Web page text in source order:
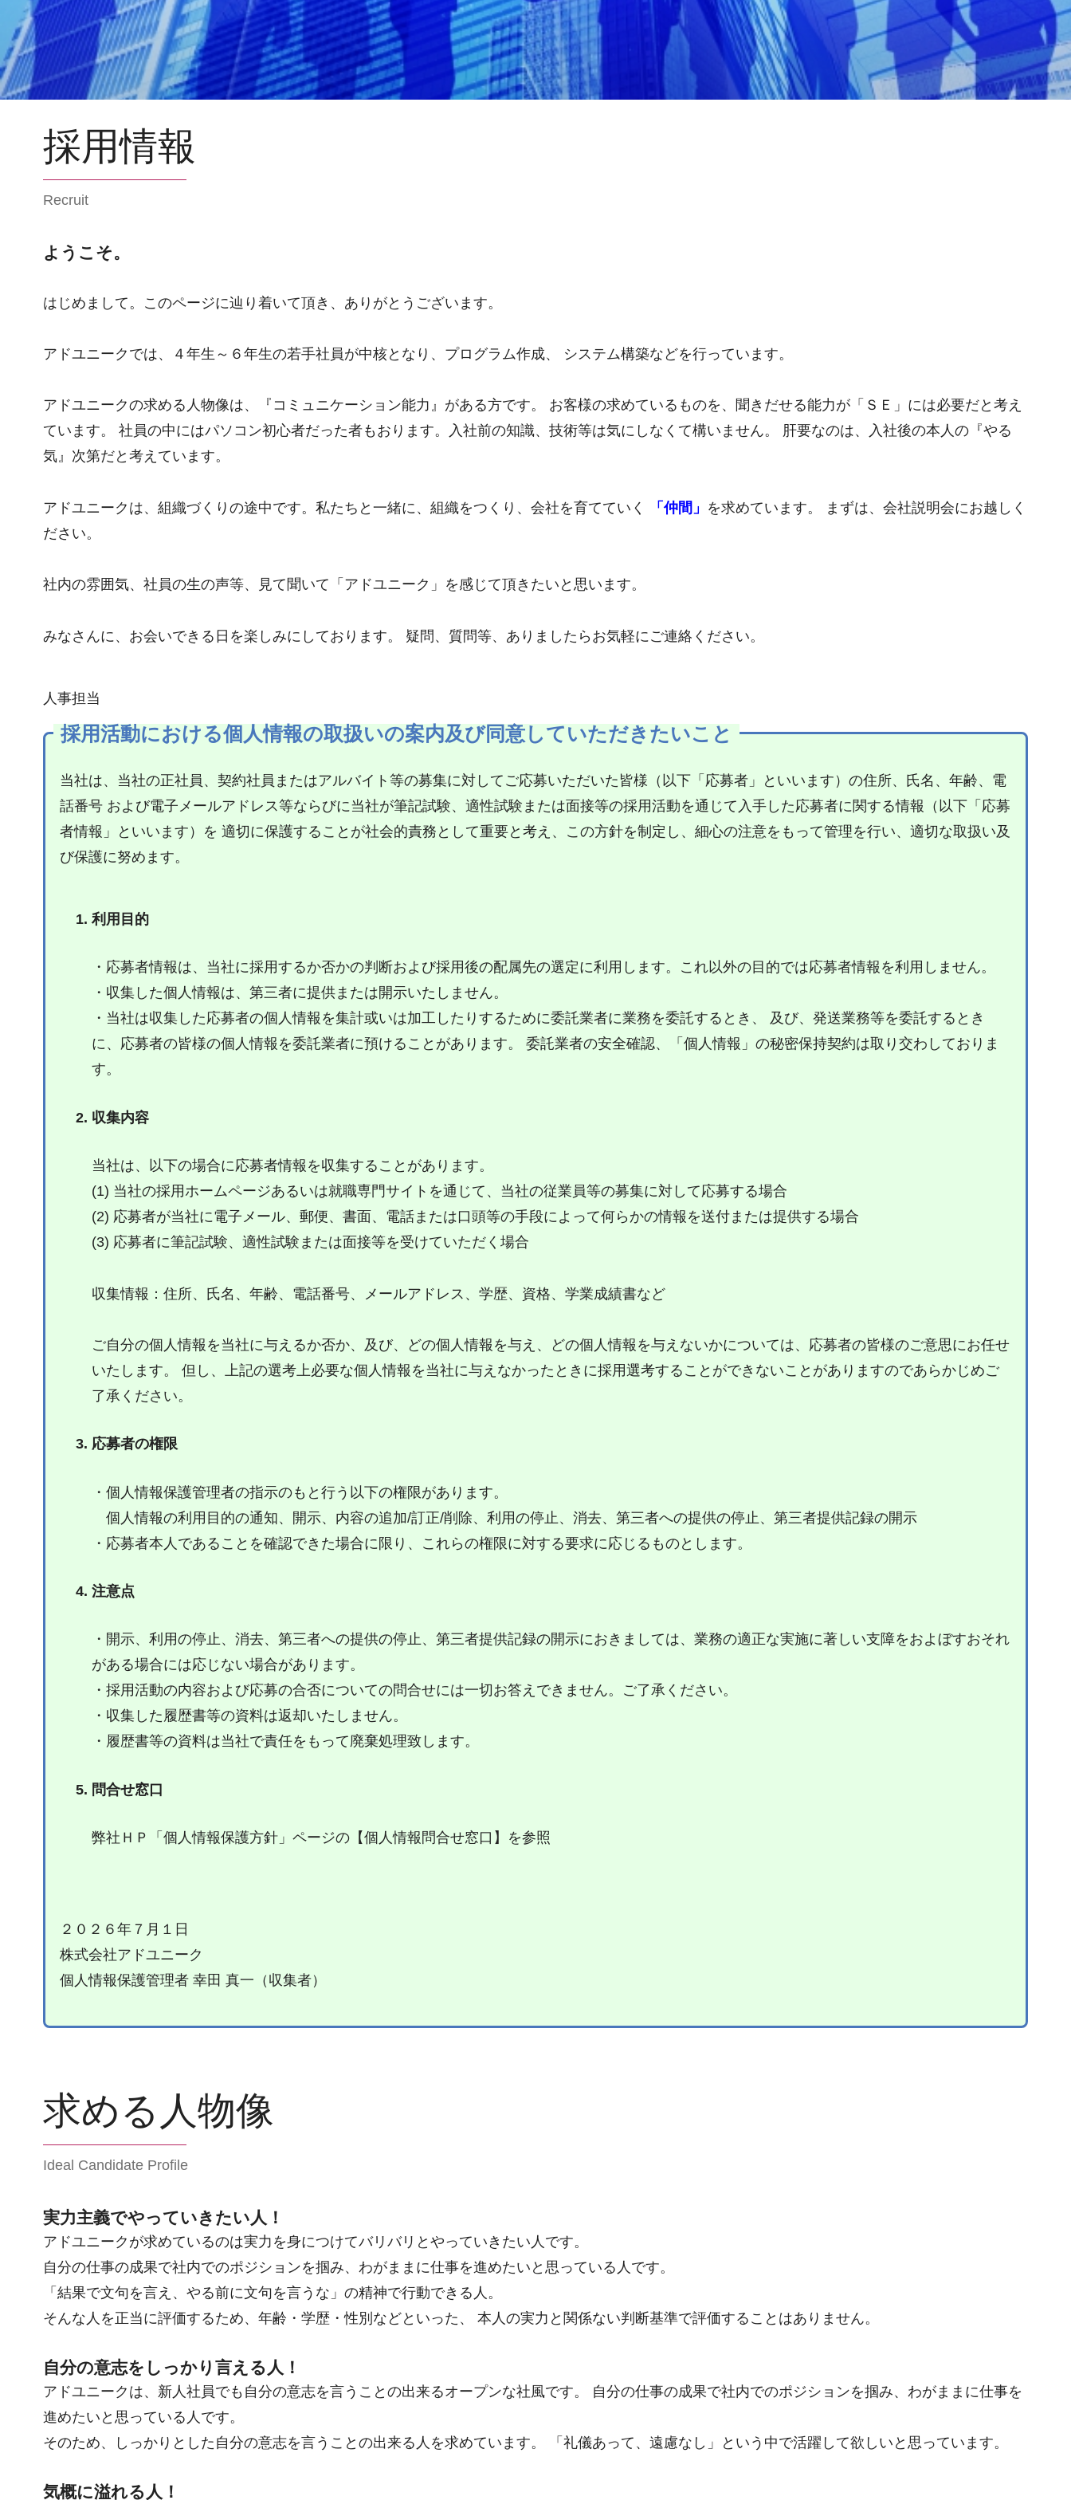
採用情報
Recruit
ようこそ。
はじめまして。このページに辿り着いて頂き、ありがとうございます。
アドユニークでは、４年生～６年生の若手社員が中核となり、プログラム作成、 システム構築などを行っています。
アドユニークの求める人物像は、『コミュニケーション能力』がある方です。 お客様の求めているものを、聞きだせる能力が「ＳＥ」には必要だと考え
ています。 社員の中にはパソコン初心者だった者もおります。入社前の知識、技術等は気にしなくて構いません。 肝要なのは、入社後の本人の『やる
気』次第だと考えています。
アドユニークは、組織づくりの途中です。私たちと一緒に、組織をつくり、会社を育てていく 「仲間」 を求めています。 まずは、会社説明会にお越しく
ださい。
社内の雰囲気、社員の生の声等、見て聞いて「アドユニーク」を感じて頂きたいと思います。
みなさんに、お会いできる日を楽しみにしております。 疑問、質問等、ありましたらお気軽にご連絡ください。
人事担当
採用活動における個人情報の取扱いの案内及び同意していただきたいこと
当社は、当社の正社員、契約社員またはアルバイト等の募集に対してご応募いただいた皆様（以下「応募者」といいます）の住所、氏名、年齢、電
話番号 および電子メールアドレス等ならびに当社が筆記試験、適性試験または面接等の採用活動を通じて入手した応募者に関する情報（以下「応募
者情報」といいます）を 適切に保護することが社会的責務として重要と考え、この方針を制定し、細心の注意をもって管理を行い、適切な取扱い及
び保護に努めます。
利用目的
・応募者情報は、当社に採用するか否かの判断および採用後の配属先の選定に利用します。これ以外の目的では応募者情報を利用しません。
・収集した個人情報は、第三者に提供または開示いたしません。
・当社は収集した応募者の個人情報を集計或いは加工したりするために委託業者に業務を委託するとき、 及び、発送業務等を委託するとき
に、応募者の皆様の個人情報を委託業者に預けることがあります。 委託業者の安全確認、「個人情報」の秘密保持契約は取り交わしておりま
す。
収集内容
当社は、以下の場合に応募者情報を収集することがあります。
(1) 当社の採用ホームページあるいは就職専門サイトを通じて、当社の従業員等の募集に対して応募する場合
(2) 応募者が当社に電子メール、郵便、書面、電話または口頭等の手段によって何らかの情報を送付または提供する場合
(3) 応募者に筆記試験、適性試験または面接等を受けていただく場合
収集情報：住所、氏名、年齢、電話番号、メールアドレス、学歴、資格、学業成績書など
ご自分の個人情報を当社に与えるか否か、及び、どの個人情報を与え、どの個人情報を与えないかについては、応募者の皆様のご意思にお任せ
いたします。 但し、上記の選考上必要な個人情報を当社に与えなかったときに採用選考することができないことがありますのであらかじめご
了承ください。
応募者の権限
・個人情報保護管理者の指示のもと行う以下の権限があります。
個人情報の利用目的の通知、開示、内容の追加/訂正/削除、利用の停止、消去、第三者への提供の停止、第三者提供記録の開示
・応募者本人であることを確認できた場合に限り、これらの権限に対する要求に応じるものとします。
注意点
・開示、利用の停止、消去、第三者への提供の停止、第三者提供記録の開示におきましては、業務の適正な実施に著しい支障をおよぼすおそれ
がある場合には応じない場合があります。
・採用活動の内容および応募の合否についての問合せには一切お答えできません。ご了承ください。
・収集した履歴書等の資料は返却いたしません。
・履歴書等の資料は当社で責任をもって廃棄処理致します。
問合せ窓口
弊社ＨＰ「個人情報保護方針」ページの【個人情報問合せ窓口】を参照
２０２６年７月１日
株式会社アドユニーク
個人情報保護管理者 幸田 真一（収集者）
求める人物像
Ideal Candidate Profile
実力主義でやっていきたい人！
アドユニークが求めているのは実力を身につけてバリバリとやっていきたい人です。
自分の仕事の成果で社内でのポジションを掴み、わがままに仕事を進めたいと思っている人です。
「結果で文句を言え、やる前に文句を言うな」の精神で行動できる人。
そんな人を正当に評価するため、年齢・学歴・性別などといった、 本人の実力と関係ない判断基準で評価することはありません。
自分の意志をしっかり言える人！
アドユニークは、新人社員でも自分の意志を言うことの出来るオープンな社風です。 自分の仕事の成果で社内でのポジションを掴み、わがままに仕事を
進めたいと思っている人です。
そのため、しっかりとした自分の意志を言うことの出来る人を求めています。 「礼儀あって、遠慮なし」という中で活躍して欲しいと思っています。
気概に溢れる人！